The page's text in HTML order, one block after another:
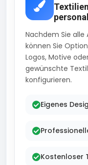
Nachdem Sie alle
können Sie
Logos, Motive
gewünschte
konfigurieren.
Eigenes
Kostenloser